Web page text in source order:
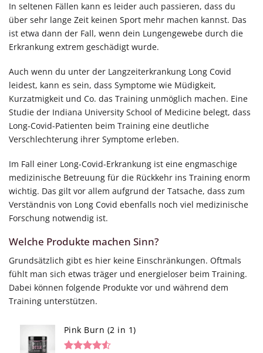
In seltenen Fällen kann es leider auch passieren, dass du
über sehr lange Zeit keinen Sport mehr machen kannst. Das
ist etwa dann der Fall, wenn dein Lungengewebe durch die
Erkrankung extrem geschädigt wurde.
Auch wenn du unter der Langzeiterkrankung Long Covid
leidest, kann es sein, dass Symptome wie Müdigkeit,
Kurzatmigkeit und Co. das Training unmöglich machen. Eine
Studie der Indiana University School of Medicine belegt, dass
Long-Covid-Patienten beim Training eine deutliche
Verschlechterung ihrer Symptome erleben.
Im Fall einer Long-Covid-Erkrankung ist eine engmaschige
medizinische Betreuung für die Rückkehr ins Training enorm
wichtig. Das gilt vor allem aufgrund der Tatsache, dass zum
Verständnis von Long Covid ebenfalls noch viel medizinische
Forschung notwendig ist.
Welche Produkte machen Sinn?
Grundsätzlich gibt es hier keine Einschränkungen. Oftmals
fühlt man sich etwas träger und energieloser beim Training.
Dabei können folgende Produkte vor und während dem
Training unterstützen.
Pink Burn (2 in 1)